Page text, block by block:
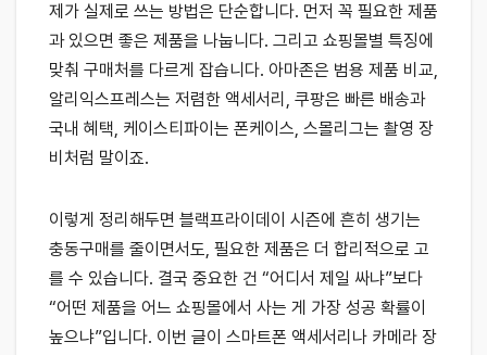
제가 실제로 쓰는 방법은 단순합니다. 먼저 꼭 필요한 제품
과 있으면 좋은 제품을 나눕니다. 그리고 쇼핑몰별 특징에
맞춰 구매처를 다르게 잡습니다. 아마존은 범용 제품 비교,
알리익스프레스는 저렴한 액세서리, 쿠팡은 빠른 배송과
국내 혜택, 케이스티파이는 폰케이스, 스몰리그는 촬영 장
비처럼 말이죠.
이렇게 정리해두면 블랙프라이데이 시즌에 흔히 생기는
충동구매를 줄이면서도, 필요한 제품은 더 합리적으로 고
를 수 있습니다. 결국 중요한 건 “어디서 제일 싸냐”보다
“어떤 제품을 어느 쇼핑몰에서 사는 게 가장 성공 확률이
높으냐”입니다. 이번 글이 스마트폰 액세서리나 카메라 장